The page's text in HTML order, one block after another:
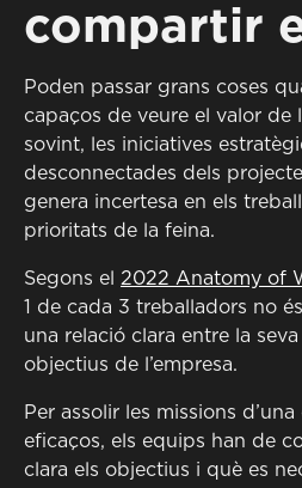
compartir
Poden passar grans coses
capaços de veure el valor de
sovint, les iniciatives
desconnectades dels
genera incertesa en els
prioritats de la feina.
Segons el 2022 Anatomy of
1 de cada 3 treballadors no
una relació clara entre la
objectius de l’empresa.
Per assolir les missions
eficaços, els equips han de
clara els objectius i què es